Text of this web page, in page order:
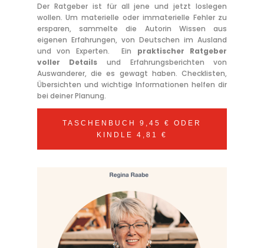
Der Ratgeberist für all jene und jetzt loslegen
wollen. Um materielle oder immaterielle Fehler zu
ersparen, sammelte die Autorin Wissen aus
eigenen Erfahrungen, von Deutschen im Ausland
und von Experten.
Ein praktischer Ratgeber
voller Details und Erfahrungsberichten von
Auswanderer, die es gewagt haben. Checklisten,
Übersichten und wichtige Informationen helfen dir
bei deiner Planung.
TASCHENBUCH 9,45 € ODER
KINDLE 4,81 €